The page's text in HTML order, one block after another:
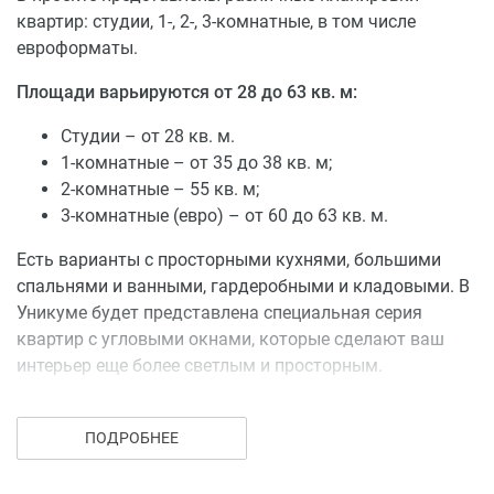
квартир: студии, 1-, 2-, 3-комнатные, в том числе
евроформаты.
Площади варьируются от 28 до 63 кв. м:
Студии – от 28 кв. м.
1-комнатные – от 35 до 38 кв. м;
2-комнатные – 55 кв. м;
3-комнатные (евро) – от 60 до 63 кв. м.
Есть варианты с просторными кухнями, большими
спальнями и ванными, гардеробными и кладовыми. В
Уникуме будет представлена специальная серия
квартир с угловыми окнами, которые сделают ваш
интерьер еще более светлым и просторным.
ПОДРОБНЕЕ